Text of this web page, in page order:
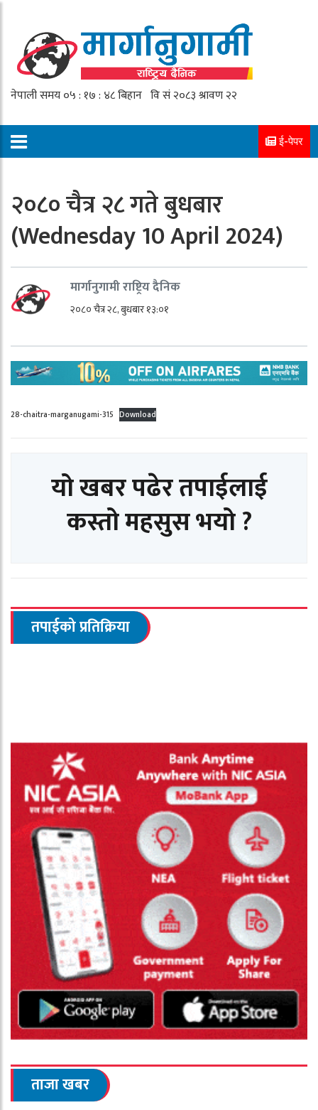
ई-पेपर
२०८० चैत्र २८ गते बुधबार
(Wednesday 10 April 2024)
मार्गानुगामी राष्ट्रिय दैनिक
२०८० चैत्र २८, बुधबार १३:०१
28-chaitra-marganugami-315 Download
यो खबर पढेर तपाईलाई
कस्तो महसुस भयो ?
तपाईको प्रतिक्रिया
ताजा खबर